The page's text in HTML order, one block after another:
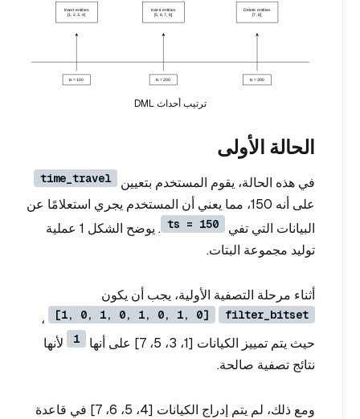
ترتيب أحداث DML
الحالة الأولى
في هذه الحالة، يقوم المستخدم بتعيين time_travel
على أنه 150، مما يعني أن المستخدم يجري استعلامًا عن
البيانات التي تفي
ts = 150
. يوضح الشكل 1 عملية
توليد مجموعة البتات.
أثناء مرحلة التصفية الأولية، يجب أن يكون
filter_bitset
[1, 0, 1, 0, 1, 0, 1, 0]
،
حيث يتم تمييز الكيانات [1، 3، 5، 7] على أنها
1
لأنها
نتائج تصفية صالحة.
ومع ذلك، لم يتم إدراج الكيانات [4، 5، 6، 7] في قاعدة